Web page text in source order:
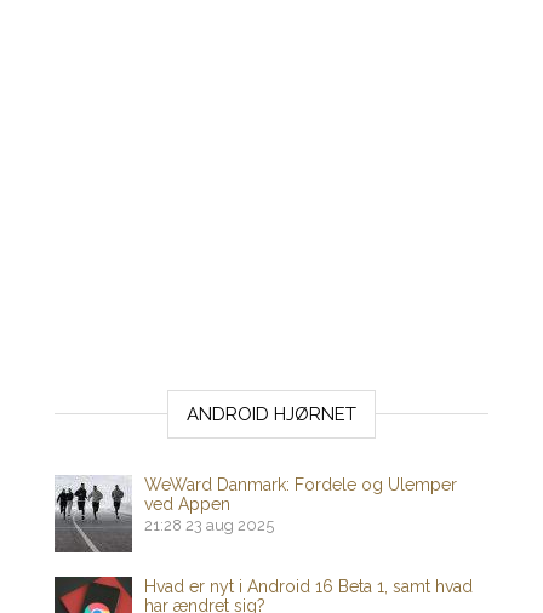
ANDROID HJØRNET
WeWard Danmark: Fordele og Ulemper
ved Appen
21:28 23 aug 2025
Hvad er nyt i Android 16 Beta 1, samt hvad
har ændret sig?